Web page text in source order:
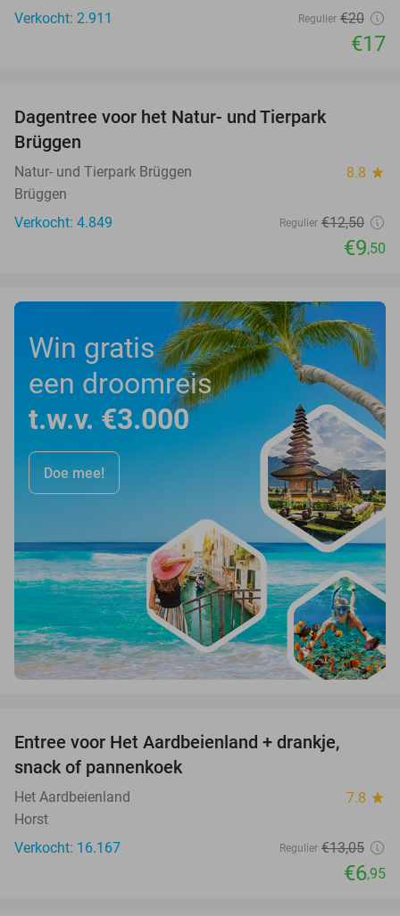
Verkocht: 2.911
Regulier €20
€17
Dagentree voor het Natur- und Tierpark
Brüggen
Natur- und Tierpark Brüggen 8.8 star
Brüggen
Verkocht: 4.849
Regulier €12,50
€9,50
Win gratis
een droomreis
t.w.v. €3.000
Doe mee!
Entree voor Het Aardbeienland + drankje,
snack of pannenkoek
Het Aardbeienland 7.8 star
Horst
Verkocht: 16.167
Regulier €13,05
€6,95